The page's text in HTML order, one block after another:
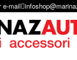
+39 331 1804865